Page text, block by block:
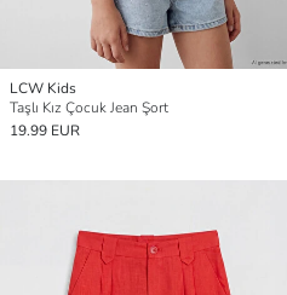
LCW Kids
Taşlı Kız Çocuk Jean Şort
19.99 EUR